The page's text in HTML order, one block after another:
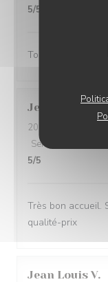
5/5
Toujours
Jean-Marie G
2026-08-02
Servizio
5/5
Très bon accueil.
qualité-prix
Jean Louis V